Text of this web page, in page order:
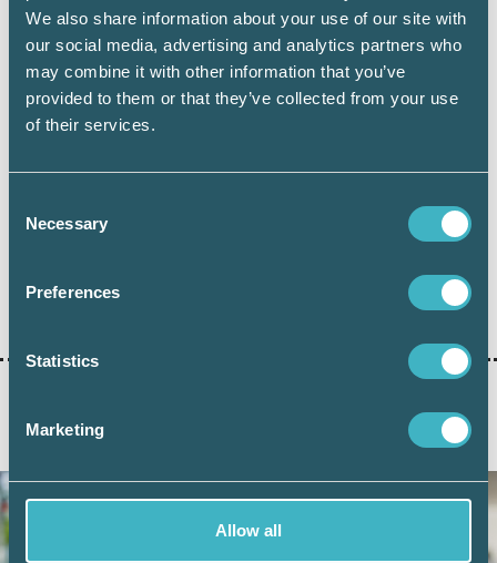
We also share information about your use of our site with
our social media, advertising and analytics partners who
may combine it with other information that you’ve
provided to them or that they’ve collected from your use
of their services.
Selection
Necessary
Preferences
Statistics
Marketing
Allow all
hjälper till att skapa grunden för en mer
balanserad och konkurrenskraftig framtid för
både Sverige och våra arbetskraftsinvandrare,
där rättvisa arbetsvillkor och ekonomisk
stabilitet står i centrum.
Dela:
AKTUELLA ARTIKLAR